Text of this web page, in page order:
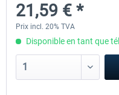
9,07 € *
21,59 € *
Prix incl. 20% TVA
Disponible en tant que